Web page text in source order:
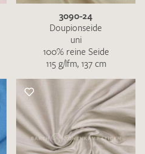
3090-24
Doupionseide
uni
100% reine Seide
115 g/lfm, 137 cm